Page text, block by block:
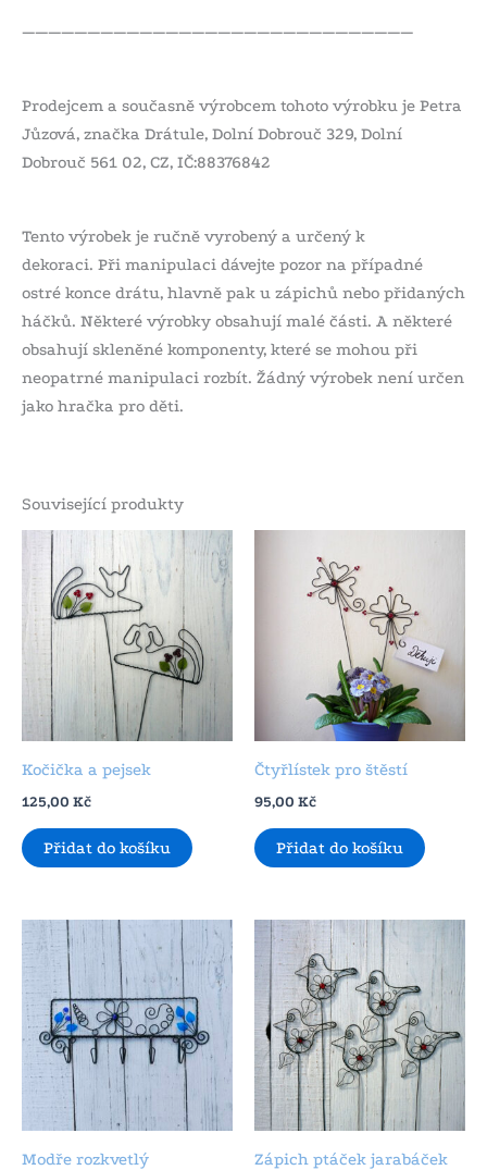
——————————————————————————————
Prodejcem a současně výrobcem tohoto výrobku je Petra
Jůzová, značka Drátule, Dolní Dobrouč 329, Dolní
Dobrouč 561 02, CZ, IČ:88376842
Tento výrobek je ručně vyrobený a určený k
dekoraci. Při manipulaci dávejte pozor na případné
ostré konce drátu, hlavně pak u zápichů nebo přidaných
háčků. Některé výrobky obsahují malé části. A některé
obsahují skleněné komponenty, které se mohou při
neopatrné manipulaci rozbít. Žádný výrobek není určen
jako hračka pro děti.
Související produkty
Kočička a pejsek
125,00 Kč
Přidat do košíku
Čtyřlístek pro štěstí
95,00 Kč
Přidat do košíku
Modře rozkvetlý Zápich ptáček jarabáček